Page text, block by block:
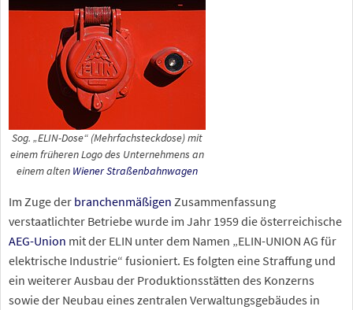
Sog. „ELIN-Dose“ (Mehrfachsteckdose) mit
einem früheren Logo des Unternehmens an
einem alten Wiener Straßenbahnwagen
Im Zuge der branchenmäßigen Zusammenfassung
verstaatlichter Betriebe wurde im Jahr 1959 die österreichische
AEG-Union mit der ELIN unter dem Namen „ELIN-UNION AG für
elektrische Industrie“ fusioniert. Es folgten eine Straffung und
ein weiterer Ausbau der Produktionsstätten des Konzerns
sowie der Neubau eines zentralen Verwaltungsgebäudes in